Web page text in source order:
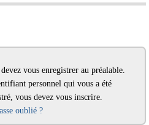
vous devez vous inscrire.
oublié ?